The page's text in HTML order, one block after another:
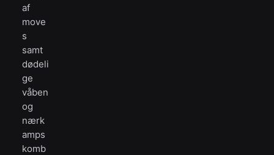
af
move
s
samt
dødeli
ge
våben
og
nærk
amps
komb